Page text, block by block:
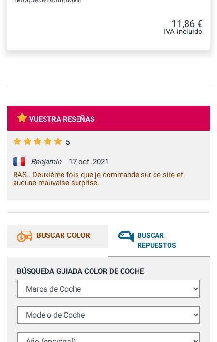
11,86 €
IVA incluido
VUESTRA RESEÑAS
5
Benjamin
17 oct. 2021
RAS.. Deuxième fois que je commande sur ce site et
aucune mauvaise surprise..
BUSCAR COLOR
BUSCAR
REPUESTOS
BÚSQUEDA GUIADA COLOR DE COCHE
Marca de Coche
Modelo de Coche
Año (opcional)